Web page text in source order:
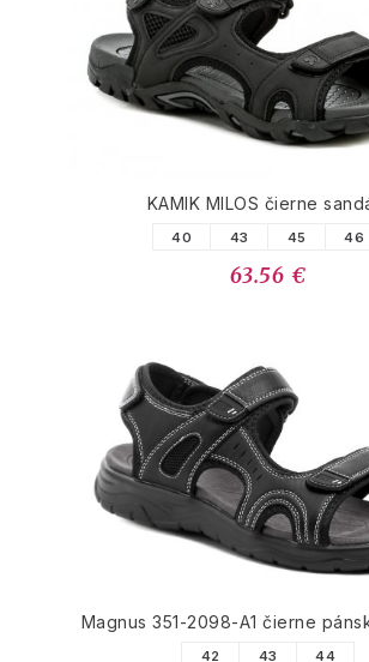
KAMIK MILOS čierne
40 43 45 46
63.56 €
Magnus 351-2098-A1 čierne
42 43 44